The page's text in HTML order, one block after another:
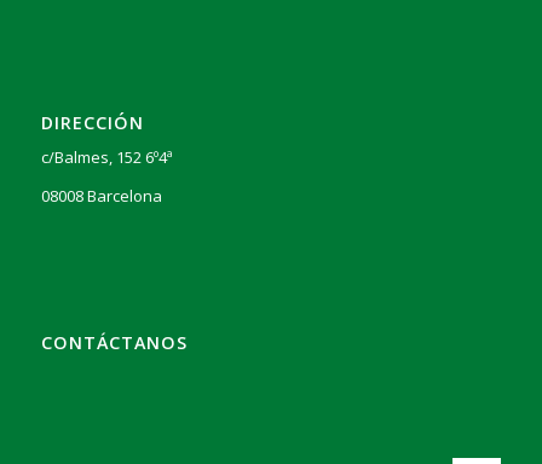
DIRECCIÓN
c/Balmes, 152 6º4ª
08008 Barcelona
CONTÁCTANOS